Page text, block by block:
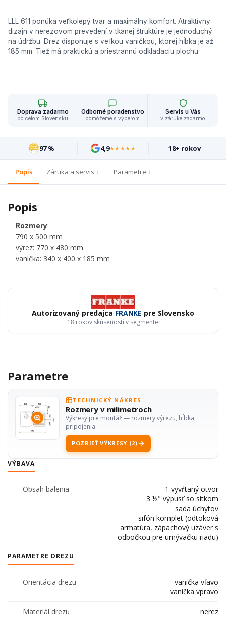
LLL 611 ponúka veľkolepý tvar a maximálny komfort. Atraktívny
dizajn v nerezovom prevedení v tkanej štruktúre je jednoduchý
na údržbu. Drez disponuje s veľkou vaničkou, ktorej hĺbka je až
185 mm. Tiež má praktickú a priestrannú odkladaciu plochu.
Doprava zadarmo
po celom Slovensku
Odborné poradenstvo
pomôžeme s výberom
Servis u Vás
v záruke zadarmo
97 % 4,9★★★★★ 18+ rokov
Popis Záruka a servis Parametre
Popis
Rozmery:
790 x 500 mm
výrez: 770 x 480 mm
vanička: 340 x 400 x 185 mm
Autorizovaný predajca FRANKE pre Slovensko
18 rokov skúseností v segmente
Parametre
TECHNICKÝ NÁKRES
Rozmery v milimetroch
Výkresy pre montáž — rozmery výrezu, hĺbka,
pripojenia
POZRIEŤ VÝKRESY (2)
VÝBAVA
Obsah balenia
1 vyvŕtaný otvor
3 ½" výpusť so sitkom
sada úchytov
sifón komplet (odtoková
armatúra, zápachový uzáver s
odbočkou pre umývačku riadu)
PARAMETRE DREZU
Orientácia drezu
vanička vľavo
vanička vpravo
Materiál drezu nerez